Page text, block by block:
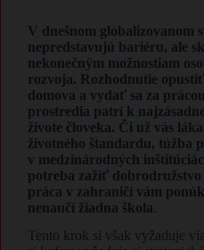
V dnešnom globalizovanom
nepredstavujú bariéru, ale
nekonečným možnostiam
rozvoja. Rozhodnutie
domova a vydať sa za
prostredia patrí k
živote človeka. Či už vás
životného štandardu, túžba
v medzinárodných
potreba zažiť dobrodružstvo
práca v zahraničí vám
nenaučí žiadna škola
Tento krok si však vyžaduje